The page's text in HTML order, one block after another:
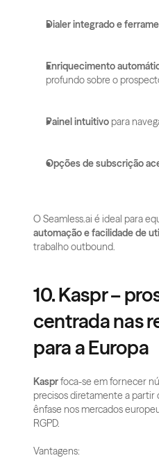
Dialer integrado e
Enriquecimento
profundo sobre o
Painel intuitivo para
Opções de subscrição
O Seamless.ai é ideal para
automação e facilidade de
trabalho outbound.
10. Kaspr –
centrada nas
para a Europa
Kaspr foca-se em fornecer
precisos diretamente a partir
ênfase nos mercados
RGPD.
Vantagens: